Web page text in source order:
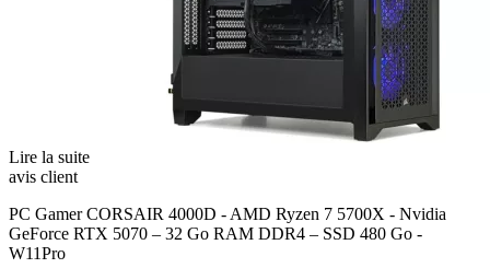
Lire la suite
avis client
PC Gamer CORSAIR 4000D - AMD Ryzen 7 5700X - Nvidia
GeForce RTX 5070 – 32 Go RAM DDR4 – SSD 480 Go -
W11Pro